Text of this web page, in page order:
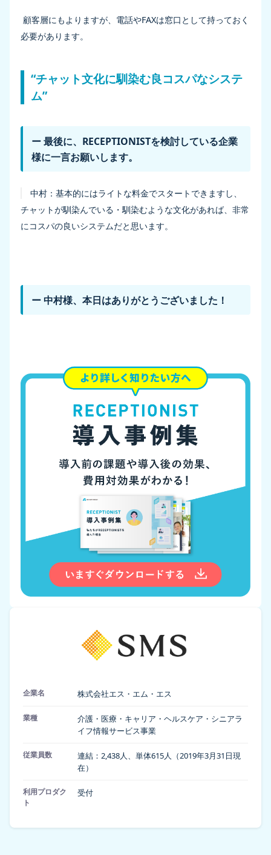
顧客層にもよりますが、電話やFAXは窓口として持っておく
必要があります。
“チャット文化に馴染む良コスパなシステ
ム”
ー 最後に、RECEPTIONISTを検討している企業
様に一言お願いします。
中村：基本的にはライトな料金でスタートできますし、
チャットが馴染んでいる・馴染むような文化があれば、非常
にコスパの良いシステムだと思います。
ー 中村様、本日はありがとうございました！
企業名 株式会社エス・エム・エス
業種
介護・医療・キャリア・ヘルスケア・シニアラ
イフ情報サービス事業
従業員数
連結：2,438人、単体615人（2019年3月31日現
在）
利用プロダク
ト
受付